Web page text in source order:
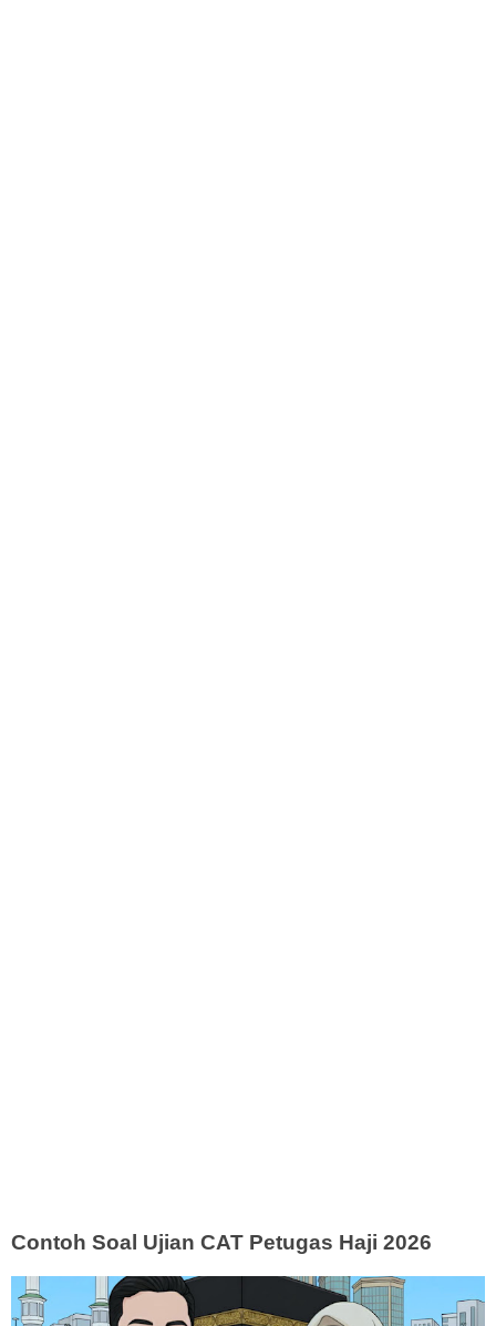
Contoh Soal Ujian CAT Petugas Haji 2026